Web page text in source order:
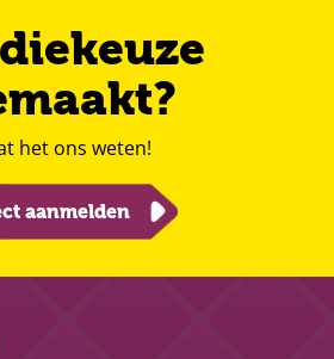
het ons weten!
aanmelden